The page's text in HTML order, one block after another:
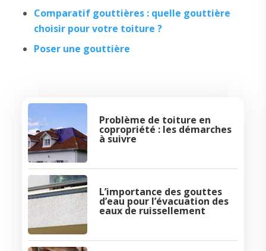
Comparatif gouttières : quelle gouttière
choisir pour votre toiture ?
Poser une gouttière
Problème de toiture en
copropriété : les démarches
à suivre
L’importance des gouttes
d’eau pour l’évacuation des
eaux de ruissellement